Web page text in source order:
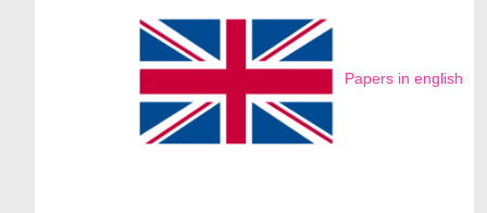
Papers in english